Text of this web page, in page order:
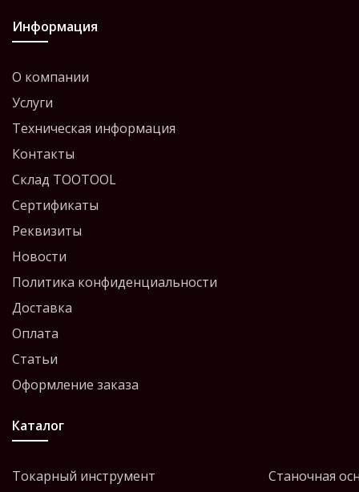
Информация
О компании
Услуги
Техническая информация
Контакты
Склад TOOTOOL
Сертификаты
Реквизиты
Новости
Политика конфиденциальности
Доставка
Оплата
Статьи
Оформление заказа
Каталог
Токарный инструмент
Станочная